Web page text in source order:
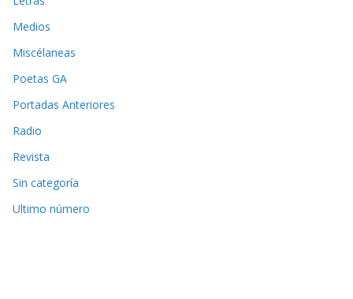
Medios
Miscélaneas
Poetas GA
Portadas Anteriores
Radio
Revista
Sin categoría
Ultimo número